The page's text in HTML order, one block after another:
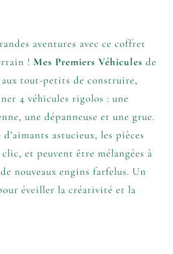
aventures avec ce coffret
! Mes Premiers Véhicules de
aux tout-petits de construire,
4 véhicules rigolos : une
une dépanneuse et une grue.
astucieux, les pièces
clic, et peuvent être mélangées à
nouveaux engins farfelus. Un
éveiller la créativité et la